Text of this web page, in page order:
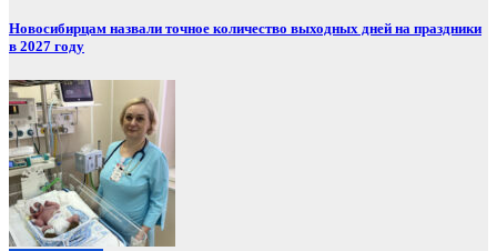
Новосибирцам назвали точное количество выходных дней на праздники
в 2027 году